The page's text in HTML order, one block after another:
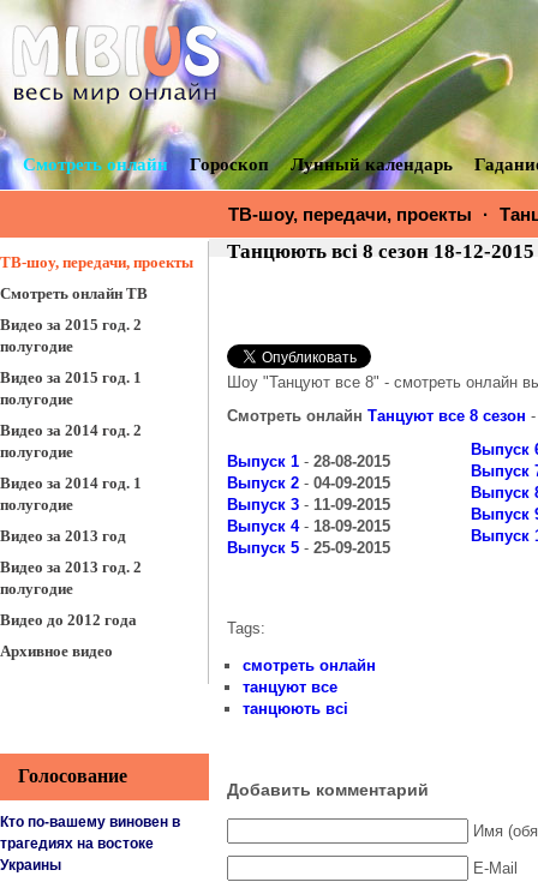
Смотреть онлайн Гороскоп Лунный календарь
ТВ-шоу, передачи, проекты ·
Танцюють всі 8 сезон 18-12-2015
Шоу "Танцуют все 8" - смотреть онлайн
Смотреть онлайн Танцуют все 8 сезон
Выпуск 1 - 28-08-2015
Выпуск 2 - 04-09-2015
Выпуск 3 - 11-09-2015
Выпуск 4- 18-09-2015
Выпуск 5 - 25-09-2015
Выпуск
Выпуск
Выпуск
Выпуск
Выпуск
Tags:
смотреть онлайн
танцуют все
танцюють всі
Добавить комментарий
Имя
E-Mail
ТВ-шоу, передачи, проекты
Смотреть онлайн ТВ
Видео за 2015 год. 2
полугодие
Видео за 2015 год. 1
полугодие
Видео за 2014 год. 2
полугодие
Видео за 2014 год. 1
полугодие
Видео за 2013 год
Видео за 2013 год. 2
полугодие
Видео до 2012 года
Архивное видео
Голосование
Кто по-вашему виновен в
трагедиях на востоке
Украины